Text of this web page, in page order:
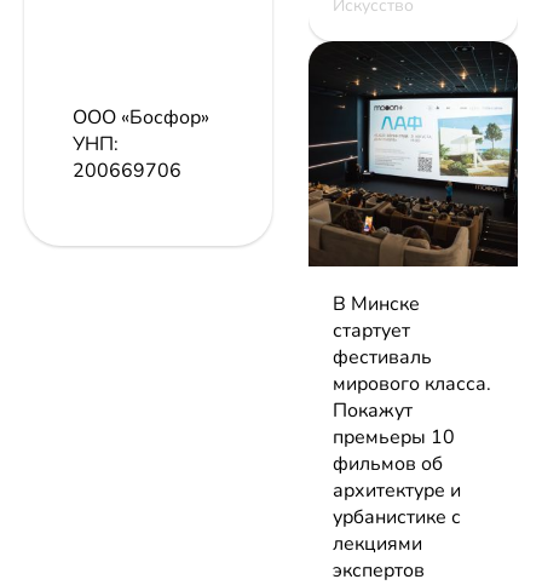
ООО «Босфор»
УНП:
200669706
Искусство
В Минске
стартует
фестиваль
мирового класса.
Покажут
премьеры 10
фильмов об
архитектуре и
урбанистике с
лекциями
экспертов